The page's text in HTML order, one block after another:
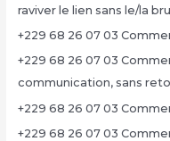
raviver le lien sans le/la
+229 68 26 07 03
+229 68 26 07 03
communication, sans
+229 68 26 07 03
+229 68 26 07 03